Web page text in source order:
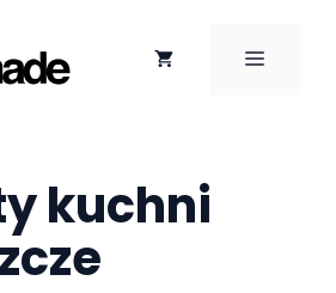
MENU
kuchni